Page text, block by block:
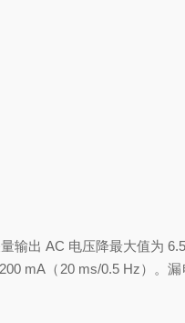
出 AC 电压降最大值为
mA（20 ms/0.5 Hz）。